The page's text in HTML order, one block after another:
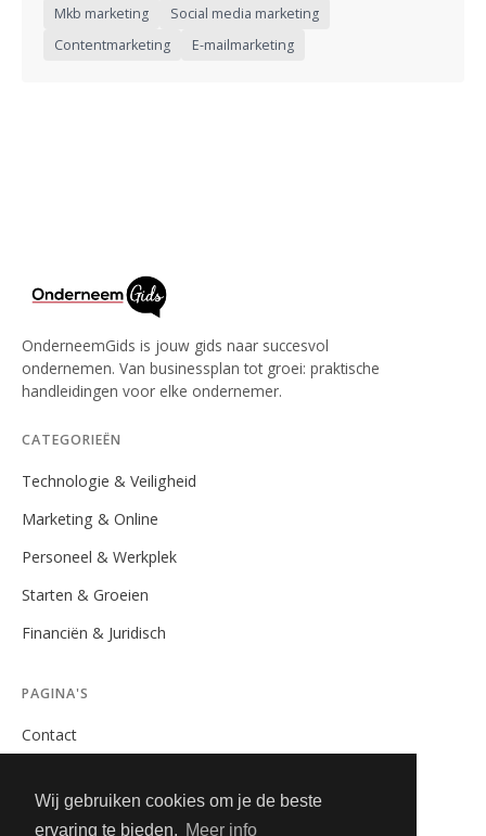
Wij gebruiken cookies om je de beste
ervaring te bieden. Meer info
Mkb marketing
Social media marketing
Contentmarketing
E-mailmarketing
OnderneemGids is jouw gids naar succesvol
ondernemen. Van businessplan tot groei: praktische
handleidingen voor elke ondernemer.
CATEGORIEËN
Technologie & Veiligheid
Marketing & Online
Personeel & Werkplek
Starten & Groeien
Financiën & Juridisch
PAGINA'S
Contact
Algemene Voorwaarden